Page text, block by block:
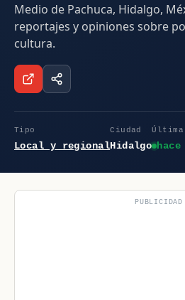
Medio de Pachuca, Hidalgo,
reportajes y opiniones sobre
cultura.
Tipo
Local y regional
Ciudad
Hidalgo hace
PUBLICIDAD